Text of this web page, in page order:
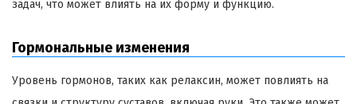
задач, что может влиять на их форму и функцию.
Гормональные изменения
Уровень гормонов, таких как релаксин, может повлиять на